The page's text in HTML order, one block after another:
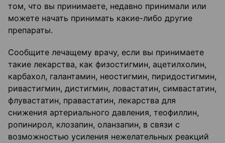
том, что вы принимаете, недавно принимали или
можете начать принимать какие-либо другие
препараты.
Сообщите лечащему врачу, если вы принимаете
такие лекарства, как физостигмин, ацетилхолин,
карбахол, галантамин, неостигмин, пиридостигмин,
ривастигмин, дистигмин, ловастатин, симвастатин,
флувастатин, правастатин, лекарства для
снижения артериального давления, теофиллин,
ропинирол, клозапин, оланзапин, в связи с
возможностью усиления нежелательных реакций